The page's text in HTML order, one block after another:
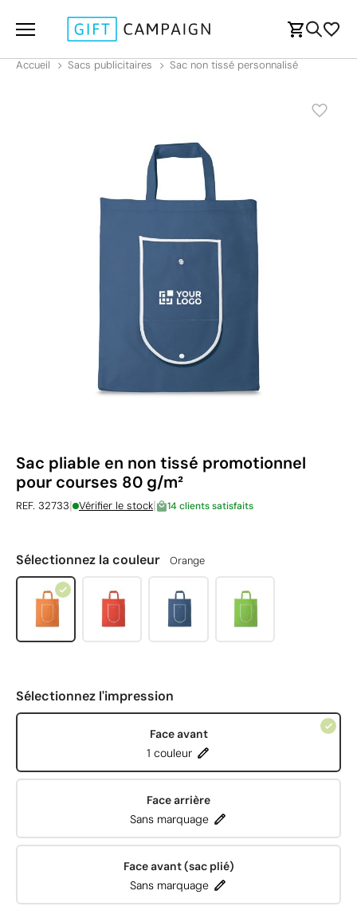
Accueil Sacs publicitaires Sac non tissé personnalisé
Sac pliable en non tissé promotionnel
pour courses 80 g/m²
REF. 32733| Vérifier le stock| 14 clients satisfaits
Sélectionnez la couleur Orange
Sélectionnez l'impression
Face avant
1 couleur
Face arrière
Sans marquage
Face avant (sac plié)
Sans marquage